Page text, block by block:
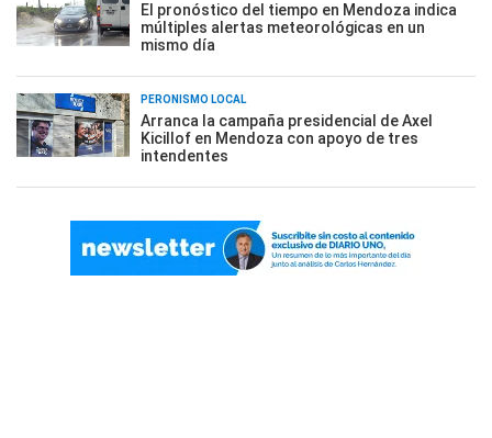
El pronóstico del tiempo en Mendoza indica
múltiples alertas meteorológicas en un
mismo día
PERONISMO LOCAL
Arranca la campaña presidencial de Axel
Kicillof en Mendoza con apoyo de tres
intendentes